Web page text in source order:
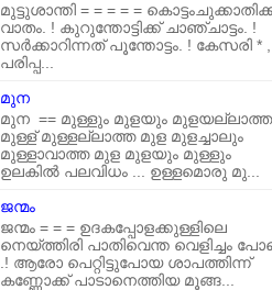
മുട്ടുശാന്തി = = = = =
വാതം. ! കുറുന്തോട്ടിക്ക്‌ ചാഞ്ചാട്ടം. !
സർക്കാറിന്നത്‌ പൂന്തോട്ടം. ! കേസരി * ,
പരിപ്പ...
മുന
മുന == മുള്ളും മുളയും മുളയല്ലാത്ത
മുള്ള് മുള്ളല്ലാത്ത മുള മുളച്ചാലും
മുള്ളാവാത്ത മുള മുളയും മുള്ളും
ഉലകില്‍ പലവിധം ... ഉള്ളമൊരു മു...
ജന്മം
ജന്മം = = = ഉദകപ്പോളക്കുള്ളിലെ
നെയ്ത്തിരി പാതിവെന്ത വെളിച്ചം
.! ആരോ പെറ്റിട്ടുപോയ ശാപത്തിന്ന്
കണ്ണോക്ക് പാടാനെത്തിയ മൂങ്ങ...